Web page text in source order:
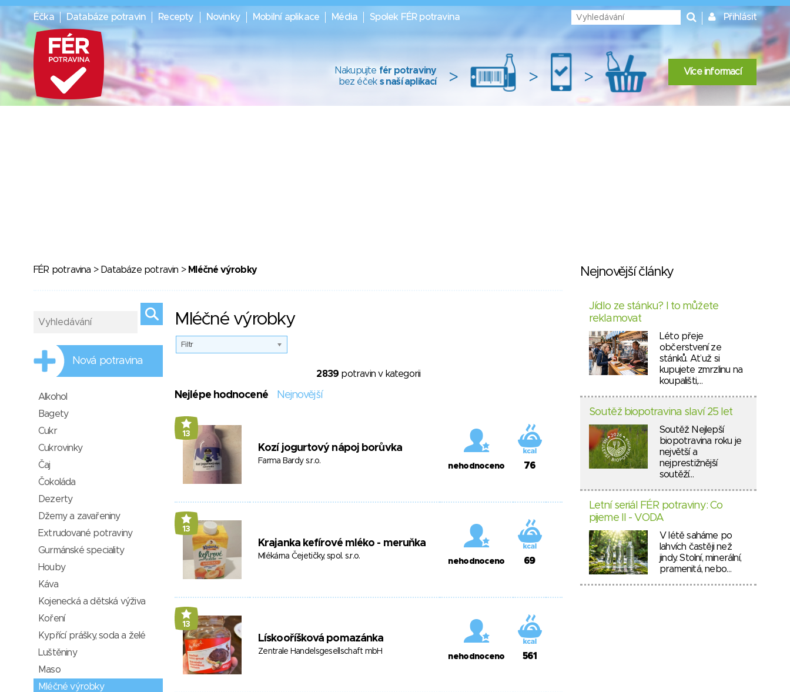
Éčka Databáze potravin Recepty Novinky Mobilní aplikace Média Spolek FÉR potravina Přihlásit
Nakupujte fér potraviny
bez éček s naší aplikací > > > Více informací
FÉR potravina > Databáze potravin > Mléčné výrobky
Mléčné výrobky
Filtr
2839 potravin v kategorii
Nejlépe hodnocené Nejnovější
13
Kozí jogurtový nápoj borůvka
Farma Bardy s.r.o.
nehodnoceno 76
13
Krajanka kefírové mléko - meruňka
Mlékárna Čejetičky, spol. s.r.o.
nehodnoceno 69
13
Lískooříšková pomazánka
Zentrale Handelsgesellschaft mbH
nehodnoceno 561
Nová potravina
Alkohol
Bagety
Cukr
Cukrovinky
Čaj
Čokoláda
Dezerty
Džemy a zavařeniny
Extrudované potraviny
Gurmánské speciality
Houby
Káva
Kojenecká a dětská výživa
Koření
Kypřící prášky, soda a želé
Luštěniny
Maso
Mléčné výrobky
Nejnovější články
Jídlo ze stánku? I to můžete
reklamovat
Léto přeje
občerstvení ze
stánků. Ať už si
kupujete zmrzlinu na
koupališti,…
Soutěž biopotravina slaví 25 let
Soutěž Nejlepší
biopotravina roku je
největší a
nejprestižnější
soutěží…
Letní seriál FÉR potraviny: Co
pijeme II - VODA
V létě saháme po
lahvích častěji než
jindy. Stolní, minerální,
pramenitá, nebo…